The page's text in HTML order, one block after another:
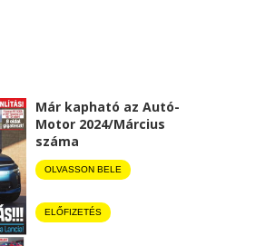
Már kapható az Autó-
Motor 2024/Március
száma
OLVASSON BELE
ELŐFIZETÉS